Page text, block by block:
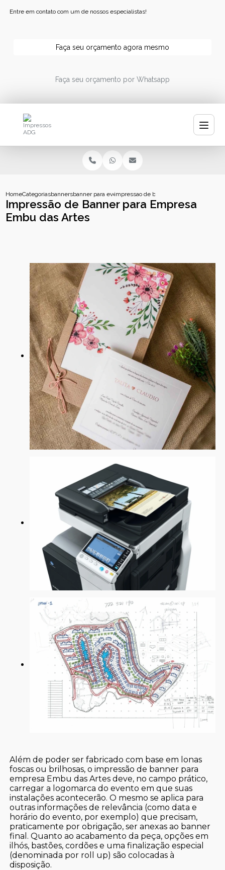
Entre em contato com um de nossos especialistas!
Faça seu orçamento agora mesmo
Faça seu orçamento por Whatsapp
HomeCategoriasbannersbanner para eventosimpressao de banner para empresa
Impressão de Banner para Empresa
Embu das Artes
Além de poder ser fabricado com base em lonas
foscas ou brilhosas, o impressão de banner para
empresa Embu das Artes deve, no campo prático,
carregar a logomarca do evento em que suas
instalações acontecerão. O mesmo se aplica para
outras informações de relevância (como data e
horário do evento, por exemplo) que precisam,
praticamente por obrigação, ser anexas ao banner
final. Quanto ao acabamento da peça, opções em
ilhós, bastões, cordões e uma finalização especial
(denominada por roll up) são colocadas à
disposição.